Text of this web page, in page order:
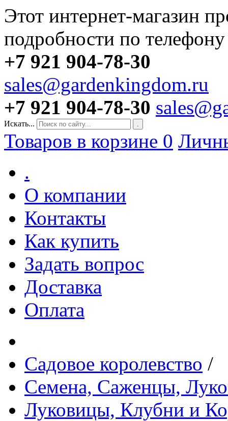
Этот интернет-магазин
подробности по телефону
+7 921 904-78-30
sales@gardenkingdom.ru
+7 921 904-78-30
Искать... .
Товаров в корзине 0
.
О компании
Контакты
Как купить
Задать вопрос
Доставка
Оплата
Садовое королевство /
Семена, Саженцы,
Луковицы, Клубни и